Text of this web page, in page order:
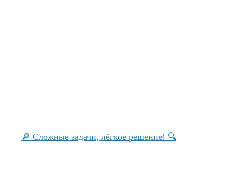
🔎 Сложные задачи, лёгкое решение! 🔍